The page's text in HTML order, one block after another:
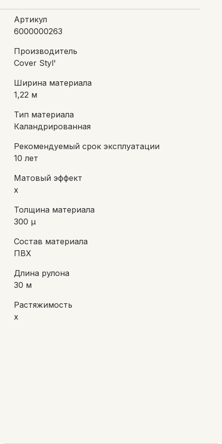
Артикул
6000000263
Производитель
Cover Styl'
Ширина материала
1,22 м
Тип материала
Каландрированная
Рекомендуемый срок эксплуатации
10 лет
Матовый эффект
х
Толщина материала
300 µ
Состав материала
ПВХ
Длина рулона
30 м
Растяжимость
х